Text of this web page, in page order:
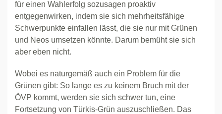
für einen Wahlerfolg sozusagen proaktiv
entgegenwirken, indem sie sich mehrheitsfähige
Schwerpunkte einfallen lässt, die sie nur mit Grünen
und Neos umsetzen könnte. Darum bemüht sie sich
aber eben nicht.
Wobei es naturgemäß auch ein Problem für die
Grünen gibt: So lange es zu keinem Bruch mit der
ÖVP kommt, werden sie sich schwer tun, eine
Fortsetzung von Türkis-Grün auszuschließen. Das